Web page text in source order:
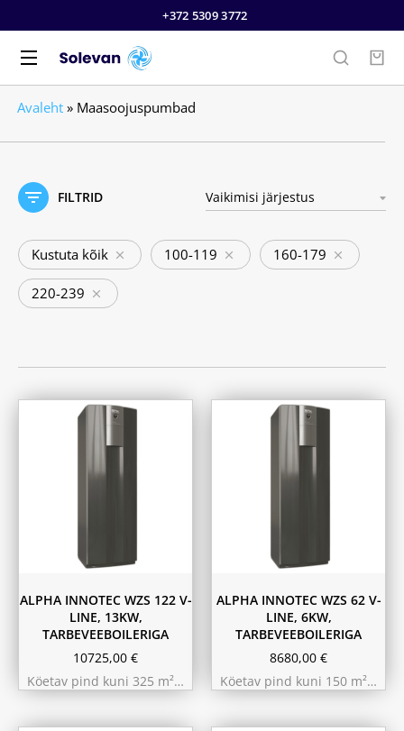
+372 5309 3772
Avaleht » Maasoojuspumbad
FILTRID
Kustuta kõik 100-119 160-179
220-239
ALPHA INNOTEC WZS 122 V-
LINE, 13KW,
TARBEVEEBOILERIGA
10725,00 €
Köetav pind kuni 325 m²…
ALPHA INNOTEC WZS 62 V-
LINE, 6KW,
TARBEVEEBOILERIGA
8680,00 €
Köetav pind kuni 150 m²…